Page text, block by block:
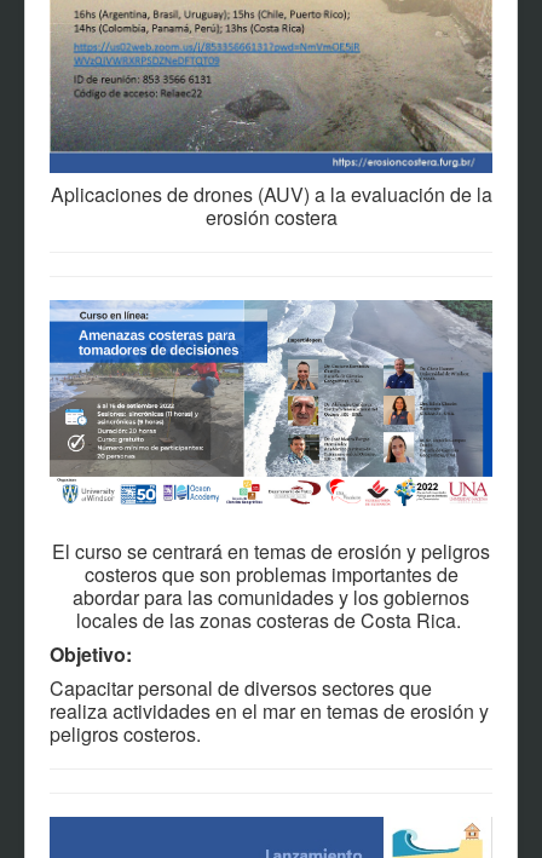
Aplicaciones de drones (AUV) a la evaluación de la
erosión costera
El curso se centrará en temas de erosión y peligros
costeros que son problemas importantes de
abordar para las comunidades y los gobiernos
locales de las zonas costeras de Costa Rica.
Objetivo:
Capacitar personal de diversos sectores que
realiza actividades en el mar en temas de erosión y
peligros costeros.